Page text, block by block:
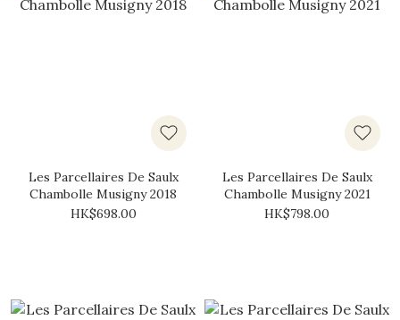
Les Parcellaires De Saulx
Chambolle Musigny 2018
HK$698.00
Les Parcellaires De Saulx
Chambolle Musigny 2021
HK$798.00